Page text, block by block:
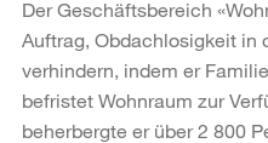
Der Geschäftsbereich
Auftrag, Obdachlosigkeit in
verhindern, indem er
befristet Wohnraum zur
beherbergte er über 2 800